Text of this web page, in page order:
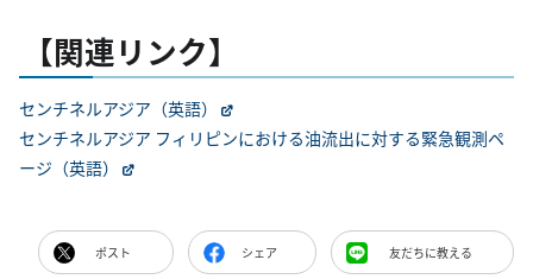
【関連リンク】
センチネルアジア（英語）
センチネルアジア フィリピンにおける油流出に対する緊急観測ペ
ージ（英語）
ポスト シェア 友だちに教える